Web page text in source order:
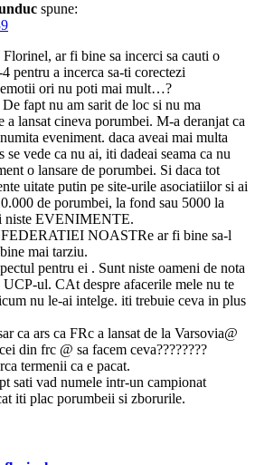
spune:
ar fi bine sa incerci sa cauti o
pentru a incerca sa-ti corectezi
ori nu poti mai mult…?
fapt nu am sarit de loc si nu ma
a lansat cineva porumbei. M-a deranjat ca
eveniment. daca aveai mai multa
se vede ca nu ai, iti dadeai seama ca nu
o lansare de porumbei. Si daca tot
uitate putin pe site-urile asociatiilor si ai
de porumbei, la fond sau 5000 la
niste EVENIMENTE.
FEDERATIEI NOASTRe ar fi bine sa-l
mai tarziu.
pentru ei . Sunt niste oameni de nota
UCP-ul. CAt despre afacerile mele nu te
nu le-ai intelge. iti trebuie ceva in plus
ca ars ca FRc a lansat de la Varsovia@
din frc @ sa facem ceva????????
termenii ca e pacat.
sati vad numele intr-un campionat
iti plac porumbeii si zborurile.